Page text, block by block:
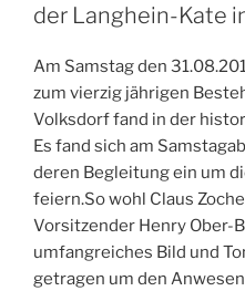
der Langhein-Kate
Am Samstag den
zum vierzig jährigen
Volksdorf fand in der
Es fand sich am
deren Begleitung ein um
feiern.So wohl Claus
Vorsitzender Henry Ober-
umfangreiches Bild und
getragen um den